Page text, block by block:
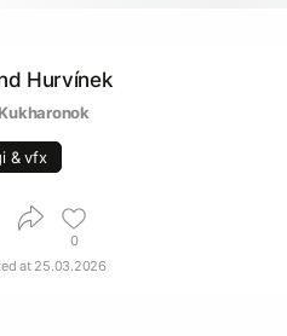
Hurvínek
& vfx
0
at 25.03.2026